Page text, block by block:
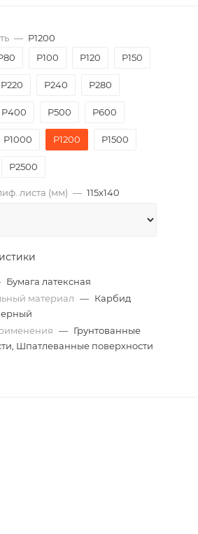
— P1200
P100 P120 P150
P220 P240 P280
P400 P500 P600
P1000 P1200 P1500
Р2500
листа (мм) — 115х140
Бумага латексная
материал — Карбид
— Грунтованные
Шпатлеванные поверхности